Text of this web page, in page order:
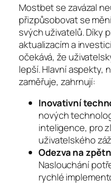
Mostbet se zavázal
přizpůsobovat se
svých uživatelů. Díky
aktualizacím a
očekává, že
lepší. Hlavní aspekty,
zaměřuje, zahrnují:
Inovativní
nových
inteligence, pro
uživatelského
Odezva na
Naslouchání
rychlé